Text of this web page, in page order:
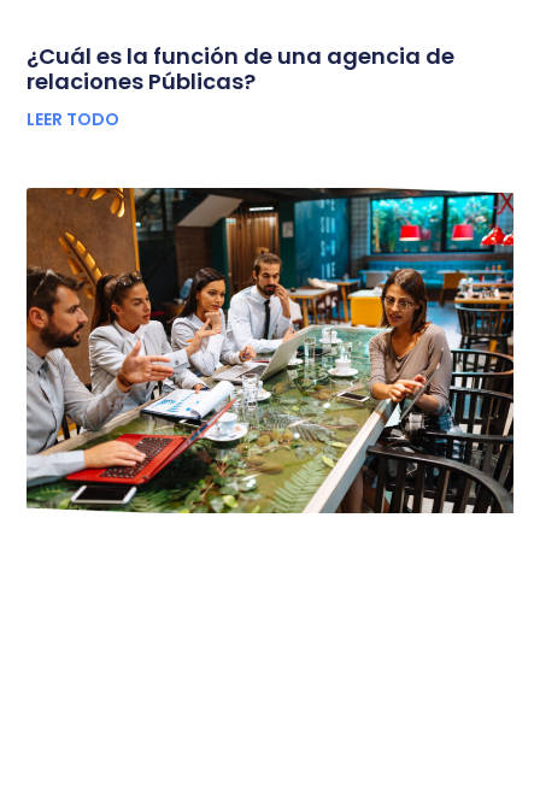
¿Cuál es la función de una agencia de
relaciones Públicas?
LEER TODO